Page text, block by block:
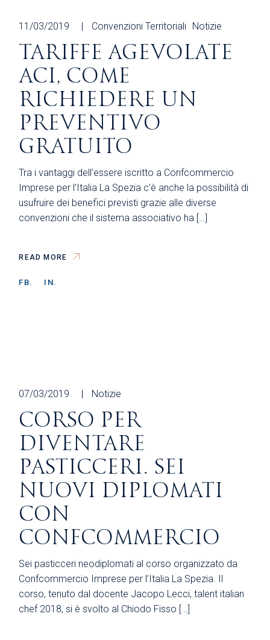
11/03/2019 Convenzioni Territoriali Notizie
TARIFFE AGEVOLATE
ACI, COME
RICHIEDERE UN
PREVENTIVO
GRATUITO
Tra i vantaggi dell’essere iscritto a Confcommercio
Imprese per l’Italia La Spezia c’è anche la possibilità di
usufruire dei benefici previsti grazie alle diverse
convenzioni che il sistema associativo ha […]
READ MORE
FB. IN.
07/03/2019 Notizie
CORSO PER
DIVENTARE
PASTICCERI. SEI
NUOVI DIPLOMATI
CON
CONFCOMMERCIO
Sei pasticceri neodiplomati al corso organizzato da
Confcommercio Imprese per l’Italia La Spezia. Il
corso, tenuto dal docente Jacopo Lecci, talent italian
chef 2018, si è svolto al Chiodo Fisso […]